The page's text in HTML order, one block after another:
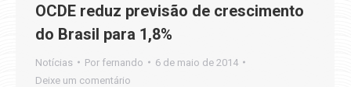
OCDE reduz previsão de crescimento
do Brasil para 1,8%
Notícias Por fernando
6 de maio de 2014
Deixe um comentário